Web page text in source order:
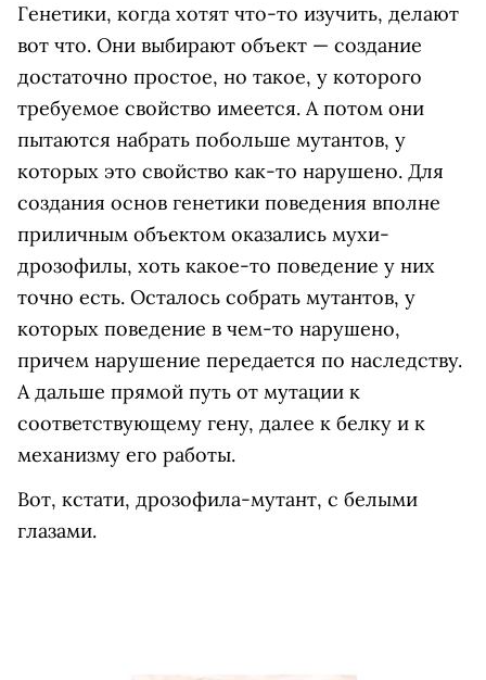
Генетики, когда хотят что-то изучить, делают
вот что. Они выбирают объект — создание
достаточно простое, но такое, у которого
требуемое свойство имеется. А потом они
пытаются набрать побольше мутантов, у
которых это свойство как-то нарушено. Для
создания основ генетики поведения вполне
приличным объектом оказались мухи-
дрозофилы, хоть какое-то поведение у них
точно есть. Осталось собрать мутантов, у
которых поведение в чем-то нарушено,
причем нарушение передается по наследству.
А дальше прямой путь от мутации к
соответствующему гену, далее к белку и к
механизму его работы.
Вот, кстати, дрозофила-мутант, с белыми
глазами.